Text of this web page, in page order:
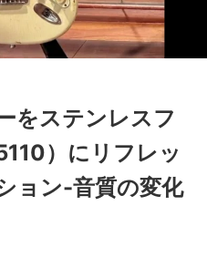
をステンレスフ
）にリフレッ
ョン-音質の変化